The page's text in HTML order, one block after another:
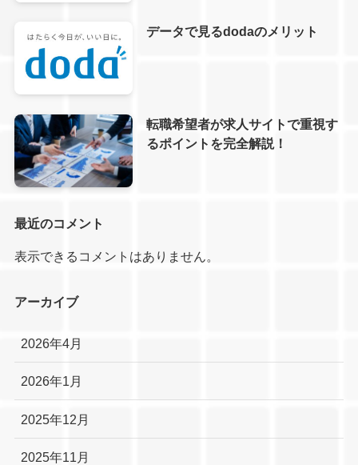
データで見るdodaのメリット
転職希望者が求人サイトで重視す
るポイントを完全解説！
最近のコメント
表示できるコメントはありません。
アーカイブ
2026年4月
2026年1月
2025年12月
2025年11月